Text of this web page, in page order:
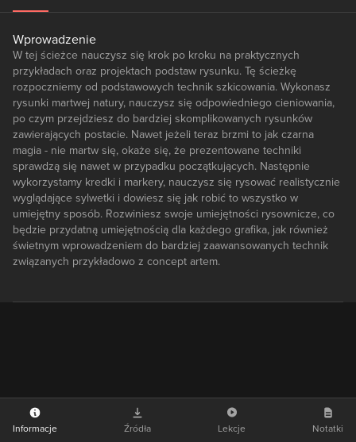
Wprowadzenie
W tej ścieżce nauczysz się krok po kroku na praktycznych
przykładach oraz projektach podstaw rysunku. Tę ścieżkę
rozpoczniemy od podstawowych technik szkicowania. Wykonasz
rysunki martwej natury, nauczysz się odpowiedniego cieniowania,
po czym przejdziesz do bardziej skomplikowanych rysunków
zawierających postacie. Nawet jeżeli teraz brzmi to jak czarna
magia - nie martw się, okaże się, że prezentowane techniki
sprawdzą się nawet w przypadku początkujących. Następnie
wykorzystamy kredki i markery, nauczysz się rysować realistycznie
wyglądające sylwetki i dowiesz się jak robić to wszystko w
umiejętny sposób. Rozwiniesz swoje umiejętności rysownicze, co
będzie przydatną umiejętnością dla każdego grafika, jak również
świetnym wprowadzeniem do bardziej zaawansowanych technik
związanych przykładowo z concept artem.
Informacje Źródła Lekcje Notatki